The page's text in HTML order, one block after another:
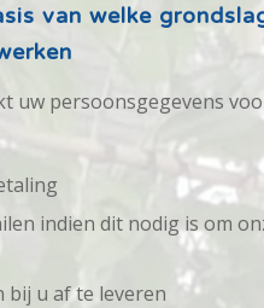
van welke
uw persoonsgegevens
indien dit nodig is om
bij u af te leveren